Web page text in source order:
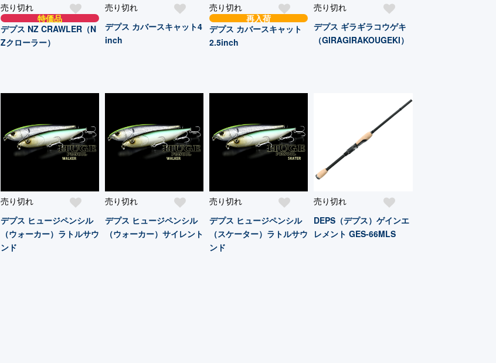
売り切れ
特価品
デプス NZ CRAWLER（N
Zクローラー）
売り切れ
デプス カバースキャット4
inch
売り切れ
再入荷
デプス カバースキャット
2.5inch
売り切れ
デプス ギラギラコウゲキ
（GIRAGIRAKOUGEKI）
売り切れ
デプス ヒュージペンシル
（ウォーカー）ラトルサウ
ンド
売り切れ
デプス ヒュージペンシル
（ウォーカー）サイレント
売り切れ
デプス ヒュージペンシル
（スケーター）ラトルサウ
ンド
売り切れ
DEPS（デプス）ゲインエ
レメント GES-66MLS